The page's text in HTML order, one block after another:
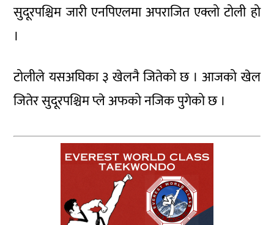
सुदूरपश्चिम जारी एनपिएलमा अपराजित एक्लो टोली हो
।
टोलीले यसअघिका ३ खेलनै जितेको छ । आजको खेल
जितेर सुदूरपश्चिम प्ले अफको नजिक पुगेको छ ।